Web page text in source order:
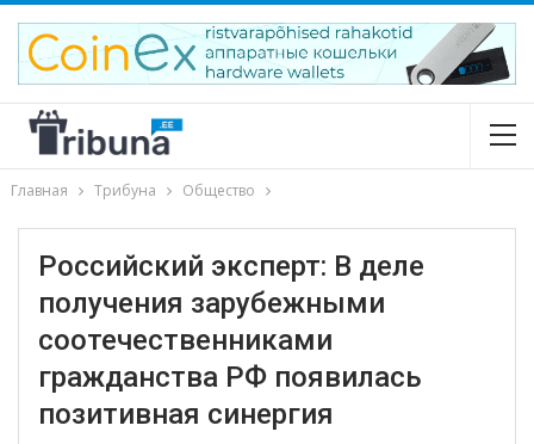
Главная Трибуна Общество
Российский эксперт: В деле
получения зарубежными
соотечественниками
гражданства РФ появилась
позитивная синергия